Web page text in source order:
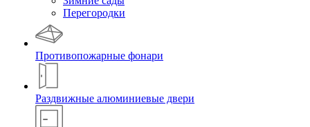
Перегородки
Противопожарные фонари
Раздвижные алюминиевые двери